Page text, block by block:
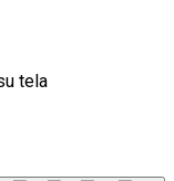
tela